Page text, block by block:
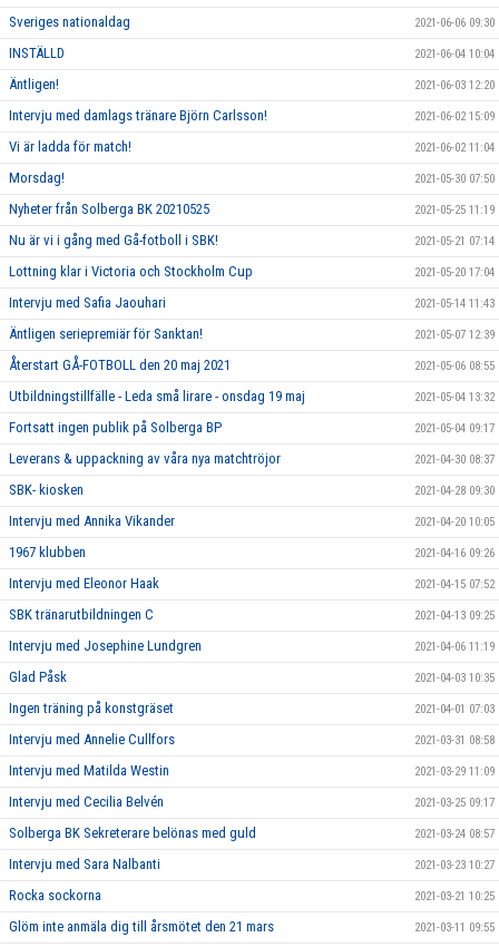
Sveriges nationaldag 2021-06-06 09:30
INSTÄLLD 2021-06-04 10:04
Äntligen! 2021-06-03 12:20
Intervju med damlags tränare Björn Carlsson! 2021-06-02 15:09
Vi är ladda för match! 2021-06-02 11:04
Morsdag! 2021-05-30 07:50
Nyheter från Solberga BK 20210525 2021-05-25 11:19
Nu är vi i gång med Gå-fotboll i SBK! 2021-05-21 07:14
Lottning klar i Victoria och Stockholm Cup 2021-05-20 17:04
Intervju med Safia Jaouhari 2021-05-14 11:43
Äntligen seriepremiär för Sanktan! 2021-05-07 12:39
Återstart GÅ-FOTBOLL den 20 maj 2021 2021-05-06 08:55
Utbildningstillfälle - Leda små lirare - onsdag 19 maj 2021-05-04 13:32
Fortsatt ingen publik på Solberga BP 2021-05-04 09:17
Leverans & uppackning av våra nya matchtröjor 2021-04-30 08:37
SBK- kiosken 2021-04-28 09:30
Intervju med Annika Vikander 2021-04-20 10:05
1967 klubben 2021-04-16 09:26
Intervju med Eleonor Haak 2021-04-15 07:52
SBK tränarutbildningen C 2021-04-13 09:25
Intervju med Josephine Lundgren 2021-04-06 11:19
Glad Påsk 2021-04-03 10:35
Ingen träning på konstgräset 2021-04-01 07:03
Intervju med Annelie Cullfors 2021-03-31 08:58
Intervju med Matilda Westin 2021-03-29 11:09
Intervju med Cecilia Belvén 2021-03-25 09:17
Solberga BK Sekreterare belönas med guld 2021-03-24 08:57
Intervju med Sara Nalbanti 2021-03-23 10:27
Rocka sockorna 2021-03-21 10:25
Glöm inte anmäla dig till årsmötet den 21 mars 2021-03-11 09:55